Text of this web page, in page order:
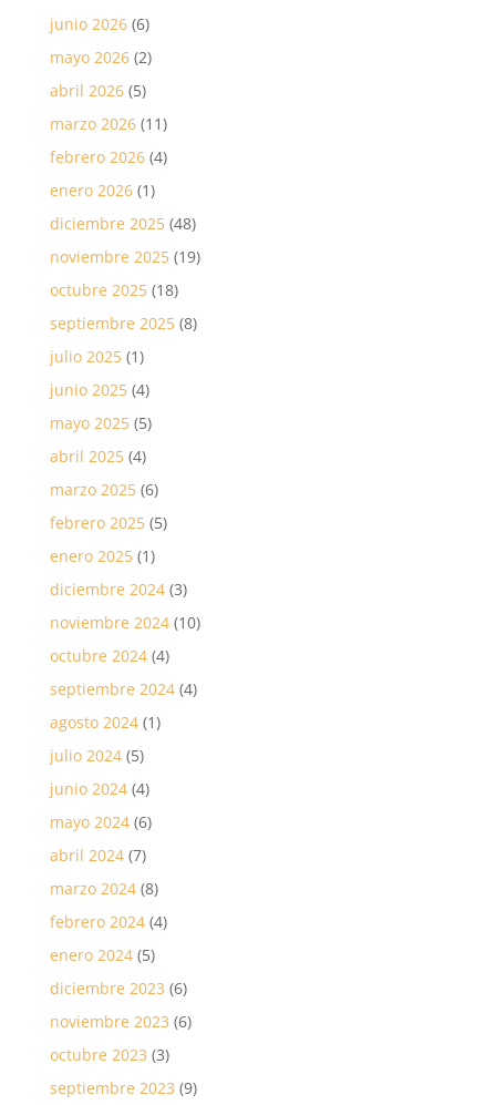
junio 2026(6)
mayo 2026(2)
abril 2026(5)
marzo 2026(11)
febrero 2026(4)
enero 2026(1)
diciembre 2025(48)
noviembre 2025(19)
octubre 2025(18)
septiembre 2025(8)
julio 2025(1)
junio 2025(4)
mayo 2025(5)
abril 2025(4)
marzo 2025(6)
febrero 2025(5)
enero 2025(1)
diciembre 2024(3)
noviembre 2024(10)
octubre 2024(4)
septiembre 2024(4)
agosto 2024(1)
julio 2024(5)
junio 2024(4)
mayo 2024(6)
abril 2024(7)
marzo 2024(8)
febrero 2024(4)
enero 2024(5)
diciembre 2023 (6)
noviembre 2023 (6)
octubre 2023 (3)
septiembre 2023 (9)